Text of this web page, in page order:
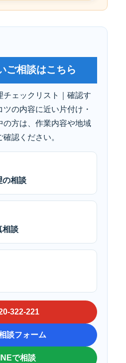
ご相談はこちら
チェックリスト｜確認す
の内容に近い片付け・
の方は、作業内容や地域
認ください。
の相談
相談
322-221
談フォーム
で相談